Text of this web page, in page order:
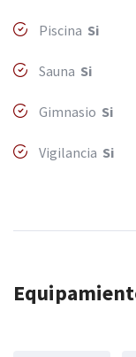
Piscina Si
Sauna Si
Gimnasio Si
Vigilancia Si